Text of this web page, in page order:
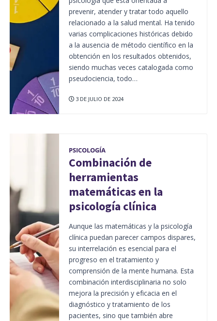
prevenir, atender y tratar todo aquello
relacionado a la salud mental. Ha tenido
varias complicaciones históricas debido
a la ausencia de método científico en la
obtención en los resultados obtenidos,
siendo muchas veces catalogada como
pseudociencia, todo…
3 DE JULIO DE 2024
PSICOLOGÍA
Combinación de
herramientas
matemáticas en la
psicología clínica
Aunque las matemáticas y la psicología
clínica puedan parecer campos dispares,
su interrelación es esencial para el
progreso en el tratamiento y
comprensión de la mente humana. Esta
combinación interdisciplinaria no solo
mejora la precisión y eficacia en el
diagnóstico y tratamiento de los
pacientes, sino que también abre